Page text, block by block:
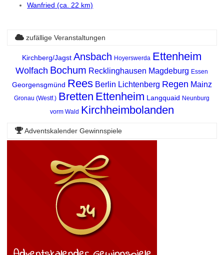
Wanfried (ca. 22 km)
zufällige Veranstaltungen
Kirchberg/Jagst Ansbach Hoyerswerda Ettenheim
Wolfach Bochum Recklinghausen Magdeburg Essen
Georgensgmünd Rees Berlin Lichtenberg Regen Mainz
Gronau (Westf.) Bretten Ettenheim Langquaid Neunburg
vorm Wald Kirchheimbolanden
Adventskalender Gewinnspiele